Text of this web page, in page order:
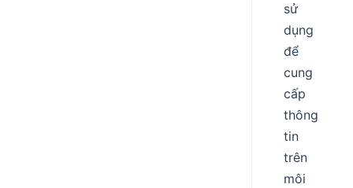
sử
dụng
để
cung
cấp
thông
tin
trên
môi